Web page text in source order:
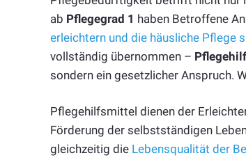
ab Pflegegrad 1 haben Betroffene
erleichtern und die häusliche Pflege
vollständig übernommen –
sondern ein gesetzlicher Anspruch.
Pflegehilfsmittel dienen der
Förderung der selbstständigen
gleichzeitig die Lebensqualität der